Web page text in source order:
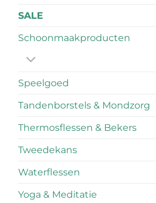
SALE
Schoonmaakproducten
Speelgoed
Tandenborstels & Mondzorg
Thermosflessen & Bekers
Tweedekans
Waterflessen
Yoga & Meditatie